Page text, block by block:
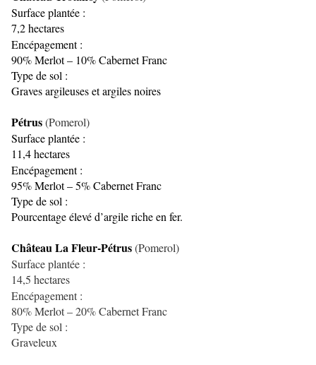
Surface plantée :
7,2 hectares
Encépagement :
90% Merlot – 10% Cabernet Franc
Type de sol :
Graves argileuses et argiles noires
Pétrus(Pomerol)
Surface plantée :
11,4 hectares
Encépagement :
95% Merlot – 5% Cabernet Franc
Type de sol :
Pourcentage élevé d’argile riche en fer.
Château La Fleur-Pétrus(Pomerol)
Surface plantée :
14,5 hectares
Encépagement :
80% Merlot – 20% Cabernet Franc
Type de sol :
Graveleux